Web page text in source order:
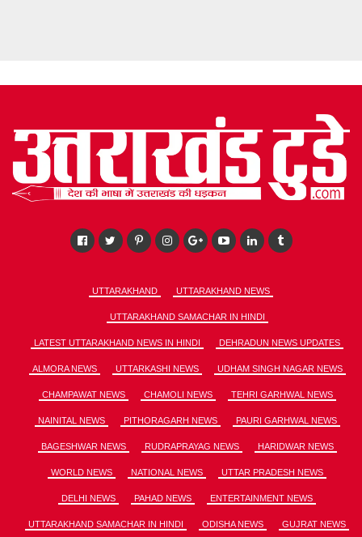
UTTARAKHAND UTTARAKHAND NEWS
UTTARAKHAND SAMACHAR IN HINDI
LATEST UTTARAKHAND NEWS IN HINDI DEHRADUN NEWS UPDATES
ALMORA NEWS UTTARKASHI NEWS UDHAM SINGH NAGAR NEWS
CHAMPAWAT NEWS CHAMOLI NEWS TEHRI GARHWAL NEWS
NAINITAL NEWS PITHORAGARH NEWS PAURI GARHWAL NEWS
BAGESHWAR NEWS RUDRAPRAYAG NEWS HARIDWAR NEWS
WORLD NEWS NATIONAL NEWS UTTAR PRADESH NEWS
DELHI NEWS PAHAD NEWS ENTERTAINMENT NEWS
UTTARAKHAND SAMACHAR IN HINDI ODISHA NEWS GUJRAT NEWS